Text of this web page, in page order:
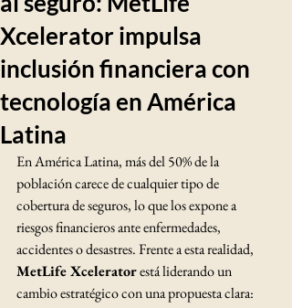
Xcelerator impulsa
inclusión financiera con
tecnología en América
Latina
En América Latina, más del 50% de la
población carece de cualquier tipo de
cobertura de seguros, lo que los expone a
riesgos financieros ante enfermedades,
accidentes o desastres. Frente a esta realidad,
MetLife Xcelerator está liderando un
cambio estratégico con una propuesta clara: